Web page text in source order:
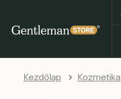
Kezdőlap Kozmetika